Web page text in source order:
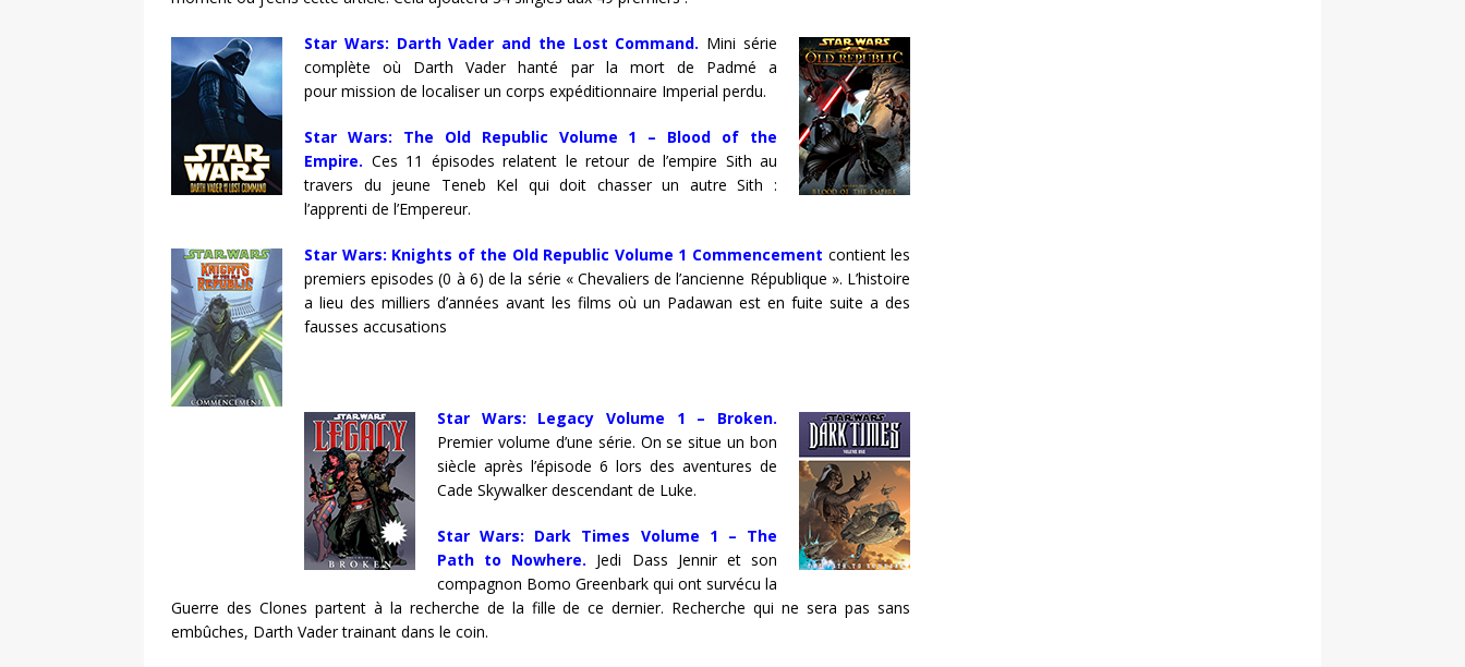
Star Wars: Darth Vader and the Lost Command. Mini série
complète où Darth Vader hanté par la mort de Padmé a
pour mission de localiser un corps expéditionnaire Imperial perdu.
Star Wars: The Old Republic Volume 1 – Blood of the
Empire. Ces 11 épisodes relatent le retour de l’empire Sith au
travers du jeune Teneb Kel qui doit chasser un autre Sith :
l’apprenti de l’Empereur.
Star Wars: Knights of the Old Republic Volume 1 Commencement contient les
premiers episodes (0 à 6) de la série « Chevaliers de l’ancienne République ». L’histoire
a lieu des milliers d’années avant les films où un Padawan est en fuite suite a des
fausses accusations
Star Wars: Legacy Volume 1 – Broken.
Premier volume d’une série. On se situe un bon
siècle après l’épisode 6 lors des aventures de
Cade Skywalker descendant de Luke.
Star Wars: Dark Times Volume 1 – The
Path to Nowhere. Jedi Dass Jennir et son
compagnon Bomo Greenbark qui ont survécu la
Guerre des Clones partent à la recherche de la fille de ce dernier. Recherche qui ne sera pas sans
embûches, Darth Vader trainant dans le coin.